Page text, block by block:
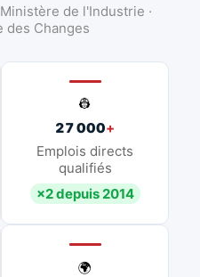
de l'Industrie ·
des Changes
👷
27 000+
Emplois directs
qualifiés
×2 depuis 2014
🌍